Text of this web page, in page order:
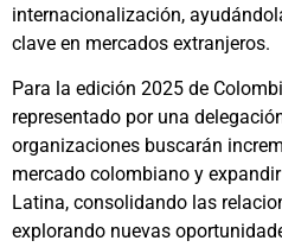
internacionalización,
clave en mercados extranjeros.
Para la edición 2025 de
representado por una
organizaciones buscarán
mercado colombiano y
Latina, consolidando las
explorando nuevas